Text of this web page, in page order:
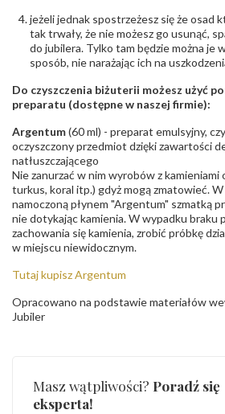
jeżeli jednak spostrzeżesz się że osad
tak trwały, że nie możesz go usunąć,
do jubilera. Tylko tam będzie można je
sposób, nie narażając ich na
Do czyszczenia biżuterii możesz użyć
preparatu (dostępne w naszej firmie):
Argentum(60 ml) - preparat emulsyjny,
oczyszczony przedmiot dzięki zawartości
natłuszczającego
Nie zanurzać w nim wyrobów z kamieniami
turkus, koral itp.) gdyż mogą zmatowieć.
namoczoną płynem "Argentum" szmatką
nie dotykając kamienia. W wypadku braku
zachowania się kamienia, zrobić próbkę
w miejscu niewidocznym.
Tutaj kupisz Argentum
Opracowano na podstawie materiałów
Jubiler
Masz wątpliwości? Poradź się
eksperta!